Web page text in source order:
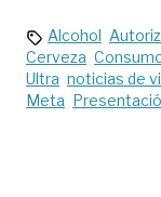
Alcohol
Cerveza
Ultra noticias de
Meta